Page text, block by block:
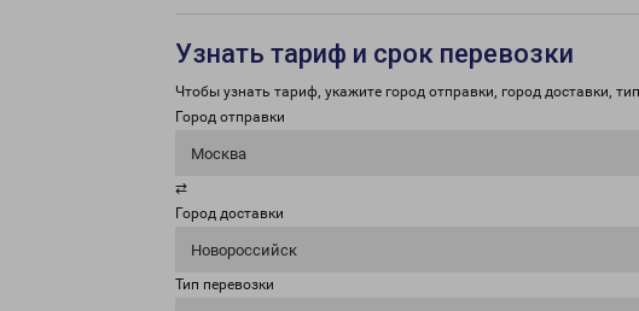
Узнать тариф и срок перевозки
Чтобы узнать тариф, укажите город отправки, город доставки,
Город отправки
Москва
⇄
Город доставки
Новороссийск
Тип перевозки